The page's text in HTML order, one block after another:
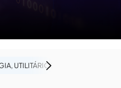
UTILITÁRIOS E RECURSOS